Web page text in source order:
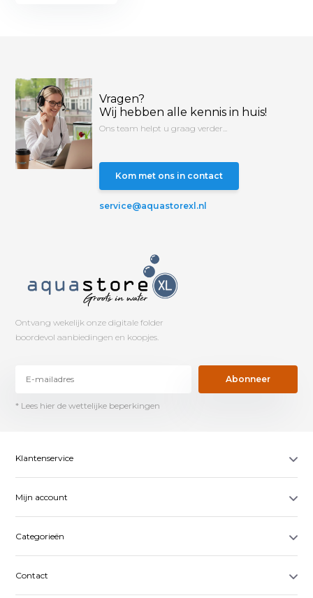
Vragen?
Wij hebben alle kennis in huis!
Ons team helpt u graag verder...
Kom met ons in contact
service@aquastorexl.nl
Ontvang wekelijk onze digitale folder
boordevol aanbiedingen en koopjes.
Abonneer
* Lees hier de wettelijke beperkingen
Klantenservice
Mijn account
Categorieën
Contact